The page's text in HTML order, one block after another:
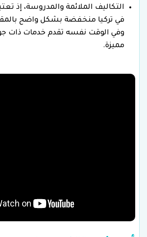
التكاليف الملائمة والمدروسة، إذ
في تركيا منخفضة بشكل واضح
وفي الوقت نفسه تقدم خدمات ذات
مميزة.